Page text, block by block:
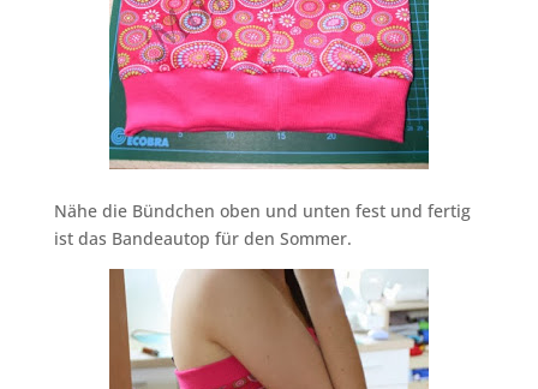
Nähe die Bündchen oben und unten fest und fertig
ist das Bandeautop für den Sommer.